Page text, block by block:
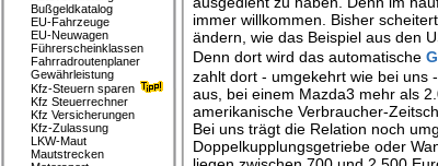
immer willkommen. Bisher
ändern, wie das Beispiel aus den
Denn dort wird das automatische
zahlt dort - umgekehrt wie bei uns
aus, bei einem Mazda3 mehr als
amerikanische Verbraucher-
Bei uns trägt die Relation noch
Doppelkupplungsgetriebe oder
Bußgeldkatalog
EU-Fahrzeuge
EU-Neuwagen
Führerscheinklassen
Fahrradroutenplaner
Gewährleistung
Kfz-Steuern sparen
Kfz Steuerrechner
Kfz Versicherungen
Kfz-Zulassung
LKW-Maut
Mautstrecken